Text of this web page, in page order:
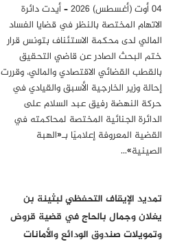
04 أوت (أغسطس) 2026 – أيدت دائرة
الاتهام المختصة بالنظر في قضايا الفساد
المالي لدى محكمة الاستئناف بتونس قرار
ختم البحث الصادر عن قاضي التحقيق
بالقطب القضائي الاقتصادي والمالي، وقررت
إحالة وزير الخارجية الأسبق والقيادي في
حركة النهضة رفيق عبد السلام على
الدائرة الجنائية المختصة لمحاكمته في
القضية المعروفة إعلاميًا بـ«الهبة
الصينية»…
تمديد الإيقاف التحفظي لبثينة بن
يغلان وجمال بالحاج في قضية قروض
وتمويلات صندوق الودائع والأمانات